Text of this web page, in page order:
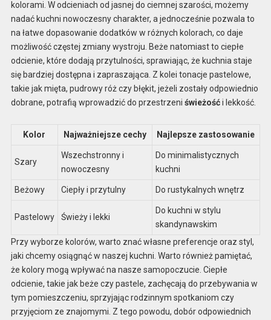
kolorami. W odcieniach od jasnej do ciemnej szarości, możemy
nadać kuchni nowoczesny charakter, a jednocześnie pozwala to
na łatwe dopasowanie dodatków w różnych kolorach, co daje
możliwość częstej zmiany wystroju. Beże natomiast to ciepłe
odcienie, które dodają przytulności, sprawiając, że kuchnia staje
się bardziej dostępna i zapraszająca. Z kolei tonacje pastelowe,
takie jak mięta, pudrowy róż czy błękit, jeżeli zostały odpowiednio
dobrane, potrafią wprowadzić do przestrzeni świeżośći lekkość.
Kolor Najważniejsze cechy Najlepsze zastosowanie
Szary
Wszechstronny i
nowoczesny
Do minimalistycznych
kuchni
Beżowy Ciepły i przytulny Do rustykalnych wnętrz
Pastelowy Świeży i lekki
Do kuchni w stylu
skandynawskim
Przy wyborze kolorów, warto znać własne preferencje oraz styl,
jaki chcemy osiągnąć w naszej kuchni. Warto również pamiętać,
że kolory mogą wpływać na nasze samopoczucie. Ciepłe
odcienie, takie jak beże czy pastele, zachęcają do przebywania w
tym pomieszczeniu, sprzyjając rodzinnym spotkaniom czy
przyjęciom ze znajomymi. Z tego powodu, dobór odpowiednich